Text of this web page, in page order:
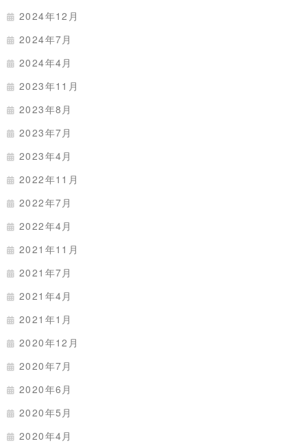
2024年12月
2024年7月
2024年4月
2023年11月
2023年8月
2023年7月
2023年4月
2022年11月
2022年7月
2022年4月
2021年11月
2021年7月
2021年4月
2021年1月
2020年12月
2020年7月
2020年6月
2020年5月
2020年4月